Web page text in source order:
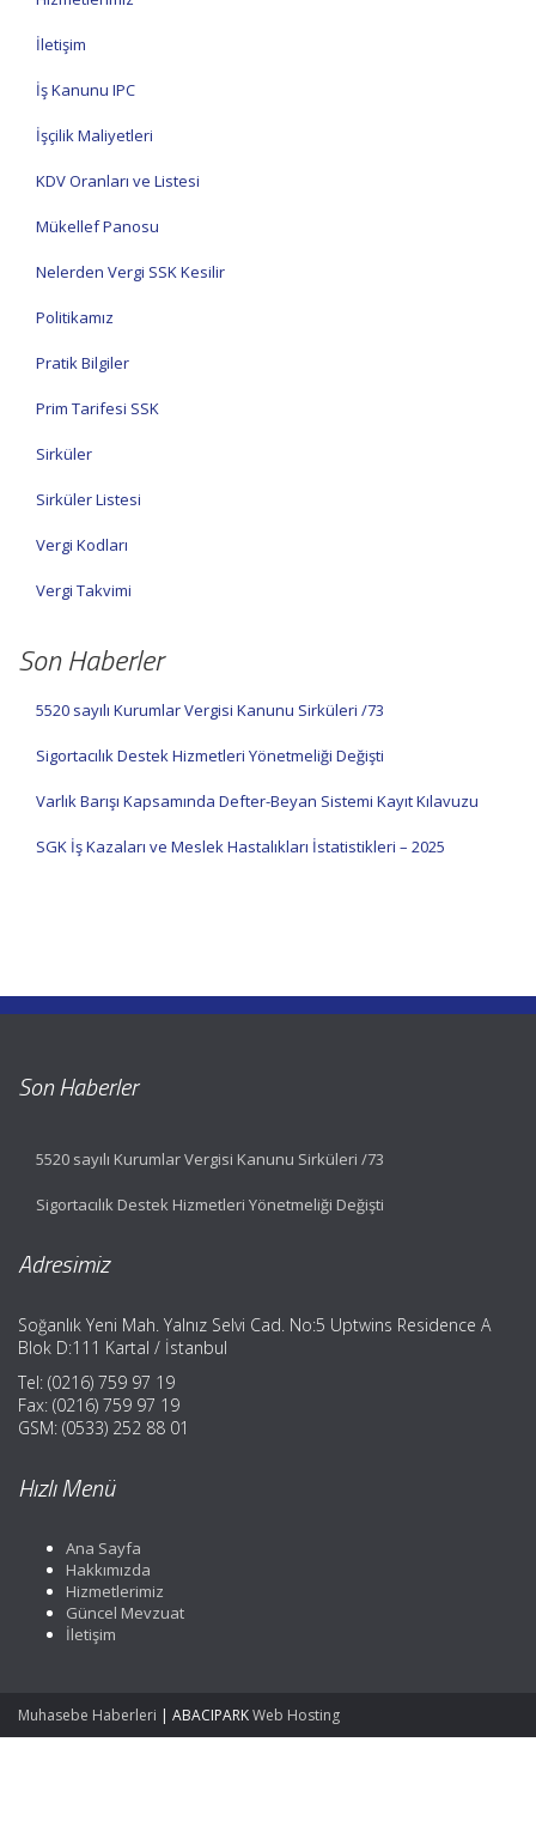
İletişim
İş Kanunu IPC
İşçilik Maliyetleri
KDV Oranları ve Listesi
Mükellef Panosu
Nelerden Vergi SSK Kesilir
Politikamız
Pratik Bilgiler
Prim Tarifesi SSK
Sirküler
Sirküler Listesi
Vergi Kodları
Vergi Takvimi
Son Haberler
5520 sayılı Kurumlar Vergisi Kanunu Sirküleri /73
Sigortacılık Destek Hizmetleri Yönetmeliği Değişti
Varlık Barışı Kapsamında Defter-Beyan Sistemi Kayıt Kılavuzu
SGK İş Kazaları ve Meslek Hastalıkları İstatistikleri – 2025
Son Haberler
5520 sayılı Kurumlar Vergisi Kanunu Sirküleri /73
Sigortacılık Destek Hizmetleri Yönetmeliği Değişti
Adresimiz
Soğanlık Yeni Mah. Yalnız Selvi Cad. No:5 Uptwins Residence A
Blok D:111 Kartal / İstanbul
Tel: (0216) 759 97 19
Fax: (0216) 759 97 19
GSM: (0533) 252 88 01
Hızlı Menü
Ana Sayfa
Hakkımızda
Hizmetlerimiz
Güncel Mevzuat
İletişim
Muhasebe Haberleri | ABACIPARKWeb Hosting